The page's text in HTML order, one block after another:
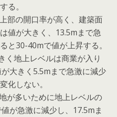
る。
部の開口率が高く、建築面
値が大きく、13.5mまで急
と30-40mで値が上昇する。
地上レベルは商業が入り
大きく5.5mまで急激に減少
化しない。
が多いために地上レベルの
が急激に減少し、17.5mま